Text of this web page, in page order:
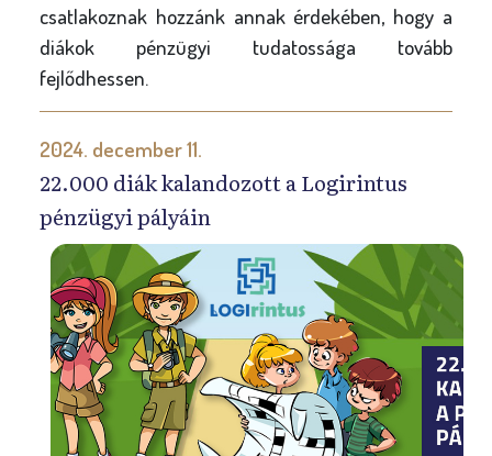
csatlakoznak hozzánk annak érdekében, hogy a
diákok pénzügyi tudatossága tovább
fejlődhessen.
2024. december 11.
22.000 diák kalandozott a Logirintus
pénzügyi pályáin